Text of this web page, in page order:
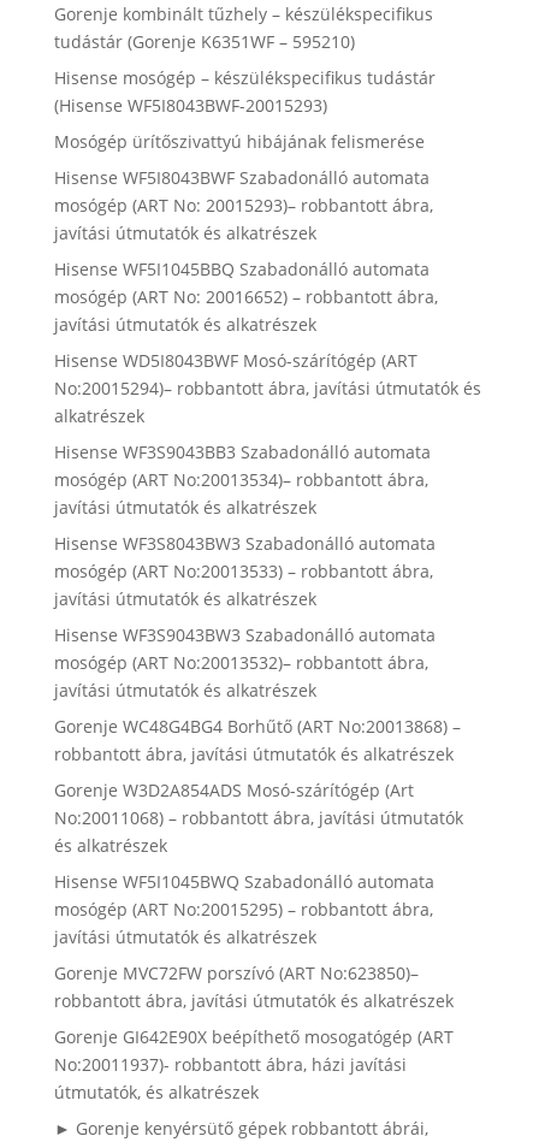
Gorenje kombinált tűzhely – készülékspecifikus
tudástár (Gorenje K6351WF – 595210)
Hisense mosógép – készülékspecifikus tudástár
(Hisense WF5I8043BWF-20015293)
Mosógép ürítőszivattyú hibájának felismerése
Hisense WF5I8043BWF Szabadonálló automata
mosógép (ART No: 20015293)– robbantott ábra,
javítási útmutatók és alkatrészek
Hisense WF5I1045BBQ Szabadonálló automata
mosógép (ART No: 20016652) – robbantott ábra,
javítási útmutatók és alkatrészek
Hisense WD5I8043BWF Mosó-szárítógép (ART
No:20015294)– robbantott ábra, javítási útmutatók és
alkatrészek
Hisense WF3S9043BB3 Szabadonálló automata
mosógép (ART No:20013534)– robbantott ábra,
javítási útmutatók és alkatrészek
Hisense WF3S8043BW3 Szabadonálló automata
mosógép (ART No:20013533) – robbantott ábra,
javítási útmutatók és alkatrészek
Hisense WF3S9043BW3 Szabadonálló automata
mosógép (ART No:20013532)– robbantott ábra,
javítási útmutatók és alkatrészek
Gorenje WC48G4BG4 Borhűtő (ART No:20013868) –
robbantott ábra, javítási útmutatók és alkatrészek
Gorenje W3D2A854ADS Mosó-szárítógép (Art
No:20011068) – robbantott ábra, javítási útmutatók
és alkatrészek
Hisense WF5I1045BWQ Szabadonálló automata
mosógép (ART No:20015295) – robbantott ábra,
javítási útmutatók és alkatrészek
Gorenje MVC72FW porszívó (ART No:623850)–
robbantott ábra, javítási útmutatók és alkatrészek
Gorenje GI642E90X beépíthető mosogatógép (ART
No:20011937)- robbantott ábra, házi javítási
útmutatók, és alkatrészek
► Gorenje kenyérsütő gépek robbantott ábrái,